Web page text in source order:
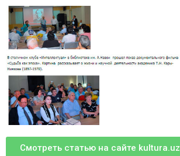
Смотреть статью на сайте kultura.uz